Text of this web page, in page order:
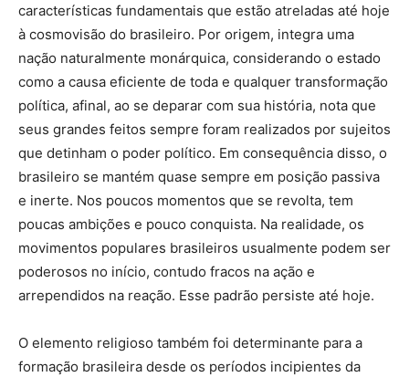
características fundamentais que estão atreladas até hoje
à cosmovisão do brasileiro. Por origem, integra uma
nação naturalmente monárquica, considerando o estado
como a causa eficiente de toda e qualquer transformação
política, afinal, ao se deparar com sua história, nota que
seus grandes feitos sempre foram realizados por sujeitos
que detinham o poder político. Em consequência disso, o
brasileiro se mantém quase sempre em posição passiva
e inerte. Nos poucos momentos que se revolta, tem
poucas ambições e pouco conquista. Na realidade, os
movimentos populares brasileiros usualmente podem ser
poderosos no início, contudo fracos na ação e
arrependidos na reação. Esse padrão persiste até hoje.
O elemento religioso também foi determinante para a
formação brasileira desde os períodos incipientes da